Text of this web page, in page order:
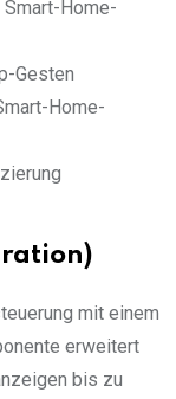
Home-
Gesten
Home-
mit einem
erweitert
bis zu